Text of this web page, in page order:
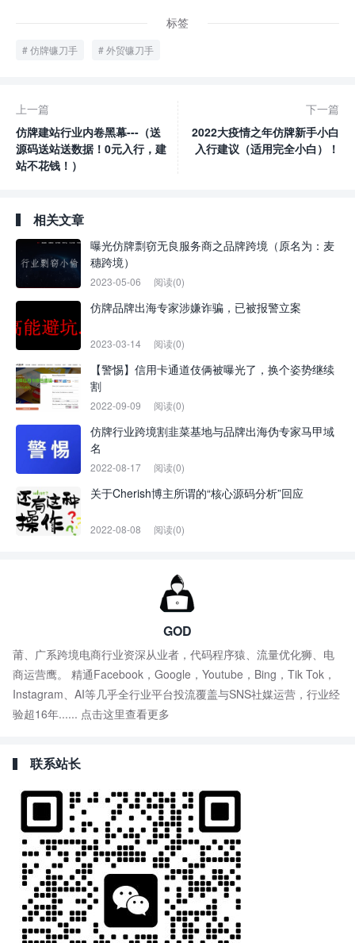
标签
仿牌镰刀手 外贸镰刀手
上一篇
仿牌建站行业内卷黑幕---（送
源码送站送数据！0元入行，建
站不花钱！）
下一篇
2022大疫情之年仿牌新手小白
入行建议（适用完全小白）！
相关文章
曝光仿牌剽窃无良服务商之品牌跨境（原名为：麦
穗跨境）
2023-05-06 阅读(0)
仿牌品牌出海专家涉嫌诈骗，已被报警立案
2023-03-14 阅读(0)
【警惕】信用卡通道伎俩被曝光了，换个姿势继续
割
2022-09-09 阅读(0)
仿牌行业跨境割韭菜基地与品牌出海伪专家马甲域
名
2022-08-17 阅读(0)
关于Cherish博主所谓的“核心源码分析”回应
2022-08-08 阅读(0)
GOD
莆、广系跨境电商行业资深从业者，代码程序猿、流量优化狮、电
商运营鹰。 精通Facebook，Google，Youtube，Bing，Tik Tok，
Instagram、AI等几乎全行业平台投流覆盖与SNS社媒运营，行业经
验超16年...... 点击这里查看更多
联系站长